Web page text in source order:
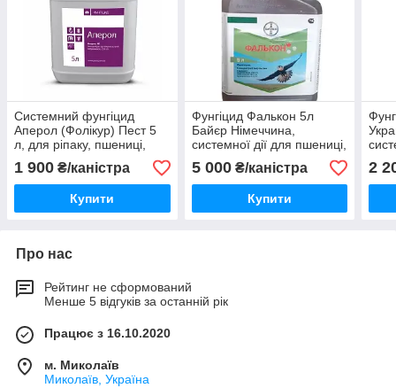
Системний фунгіцид
Аперол (Фолікур) Пест 5
л, для ріпаку, пшениці,
ячменю, сої,
виноградника
1 900 ₴/каністра
Купити
Фунгіцид Фалькон 5л
Байєр Німеччина,
системної дії для пшениці,
ячменю, виноградника,
цукрових буряків
5 000₴/каністра
Купити
2
Про нас
Рейтинг не сформований
Менше 5 відгуків за останній рік
Працює з 16.10.2020
м. Миколаїв
Миколаїв, Україна